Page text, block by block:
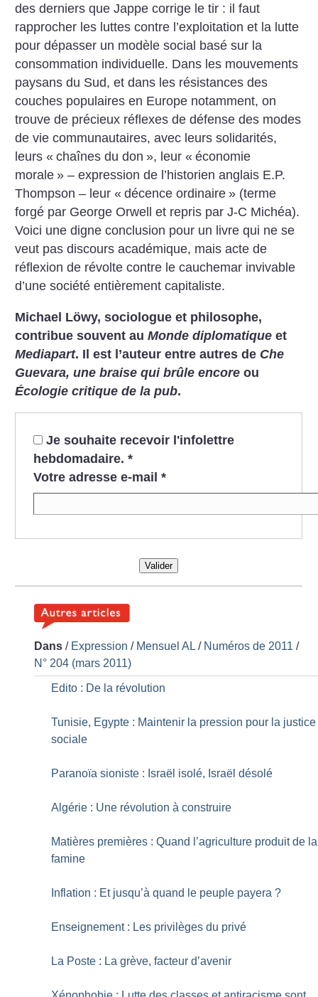
des derniers que Jappe corrige le tir : il faut
rapprocher les luttes contre l’exploitation et la lutte
pour dépasser un modèle social basé sur la
consommation individuelle. Dans les mouvements
paysans du Sud, et dans les résistances des
couches populaires en Europe notamment, on
trouve de précieux réflexes de défense des modes
de vie communautaires, avec leurs solidarités,
leurs « chaînes du don », leur « économie
morale » – expression de l’historien anglais E.P.
Thompson – leur « décence ordinaire » (terme
forgé par George Orwell et repris par J-C Michéa).
Voici une digne conclusion pour un livre qui ne se
veut pas discours académique, mais acte de
réflexion de révolte contre le cauchemar invivable
d’une société entièrement capitaliste.
Michael Löwy, sociologue et philosophe,
contribue souvent auMonde diplomatique et
Mediapart. Il est l’auteur entre autres de Che
Guevara, une braise qui brûle encore ou
Écologie critique de la pub.
Je souhaite recevoir l'infolettre
hebdomadaire. *
Votre adresse e-mail *
Valider
Dans / Expression / Mensuel AL / Numéros de 2011 /
N° 204 (mars 2011)
Edito : De la révolution
Tunisie, Egypte : Maintenir la pression pour la justice
sociale
Paranoïa sioniste : Israël isolé, Israël désolé
Algérie : Une révolution à construire
Matières premières : Quand l’agriculture produit de la
famine
Inflation : Et jusqu’à quand le peuple payera ?
Enseignement : Les privilèges du privé
La Poste : La grève, facteur d’avenir